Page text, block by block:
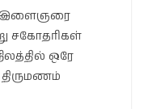
இளைஞரை
சகோதரிகள்
ஒரே